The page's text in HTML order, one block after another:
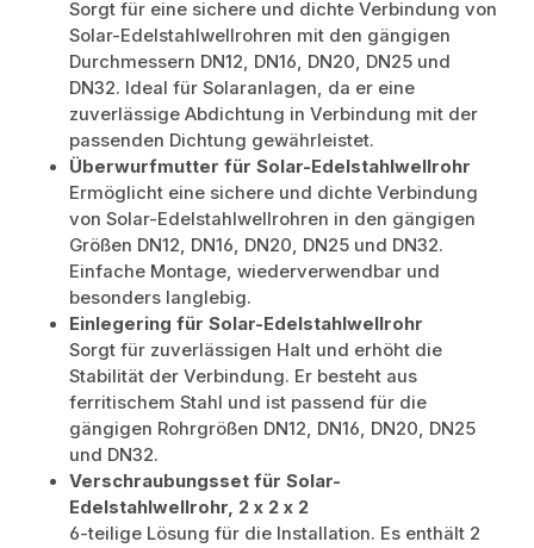
Sorgt für eine sichere und dichte Verbindung von
Solar-Edelstahlwellrohren mit den gängigen
Durchmessern DN12, DN16, DN20, DN25 und
DN32. Ideal für Solaranlagen, da er eine
zuverlässige Abdichtung in Verbindung mit der
passenden Dichtung gewährleistet.
Überwurfmutter für Solar-Edelstahlwellrohr
Ermöglicht eine sichere und dichte Verbindung
von Solar-Edelstahlwellrohren in den gängigen
Größen DN12, DN16, DN20, DN25 und DN32.
Einfache Montage, wiederverwendbar und
besonders langlebig.
Einlegering für Solar-Edelstahlwellrohr
Sorgt für zuverlässigen Halt und erhöht die
Stabilität der Verbindung. Er besteht aus
ferritischem Stahl und ist passend für die
gängigen Rohrgrößen DN12, DN16, DN20, DN25
und DN32.
Verschraubungsset für Solar-
Edelstahlwellrohr, 2 x 2 x 2
6-teilige Lösung für die Installation. Es enthält 2